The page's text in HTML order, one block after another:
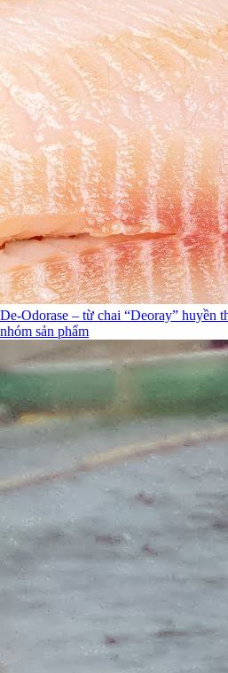
De-Odorase – từ chai “Deoray” huyền
nhóm sản phẩm